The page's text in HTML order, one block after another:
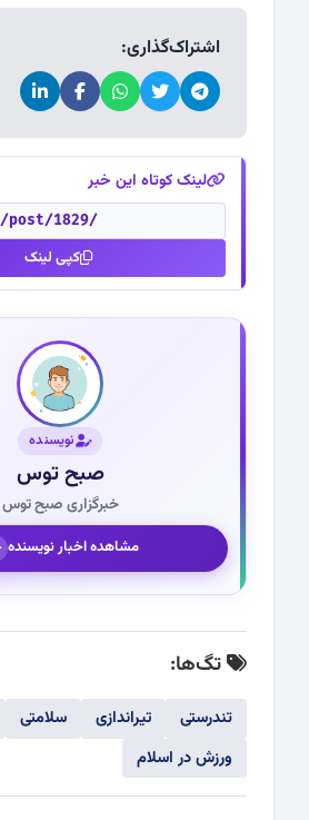
اشتراک‌گذاری:
لینک کوتاه این خبر
/post/1829/
کپی لینک
نویسنده
صبح توس
خبرگزاری صبح توس
مشاهده اخبار نویسنده
تگ‌ها:
تندرستی تیراندازی سلامتی
ورزش در اسلام